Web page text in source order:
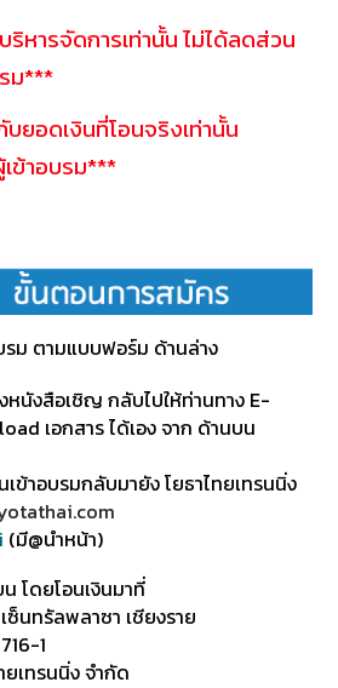
หารจัดการเท่านั้น ไม่ได้ลดส่วน
ม***
บยอดเงินที่โอนจริงเท่านั้น
ข้าอบรม***
ม ตามแบบฟอร์ม ด้านล่าง
หนังสือเชิญ กลับไปให้ท่านทาง E-
เอกสาร ได้เอง จาก ด้านบน
ข้าอบรมกลับมายัง โยธาไทยเทรนนิ่ง
(มี@นำหน้า)
น โดยโอนเงินมาที่
ซ็นทรัลพลาซา เชียงราย
1
เทรนนิ่ง จำกัด